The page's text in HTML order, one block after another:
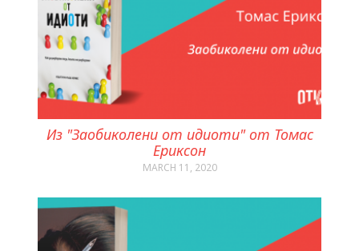
Из "Заобиколени от идиоти" от Томас
Ериксон
MARCH 11, 2020